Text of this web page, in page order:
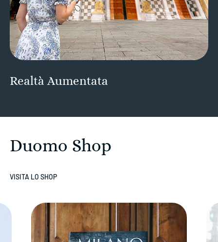
Realtà Aumentata
Duomo Shop
VISITA LO SHOP